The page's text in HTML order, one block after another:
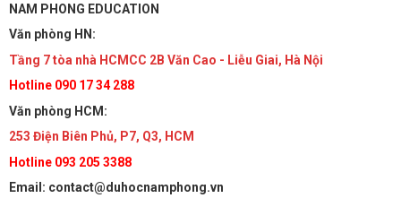
NAM PHONG EDUCATION
Văn phòng HN:
Tầng 7 tòa nhà HCMCC 2B Văn Cao - Liễu Giai, Hà Nội
Hotline 090 17 34 288
Văn phòng HCM:
253 Điện Biên Phủ, P7, Q3, HCM
Hotline 093 205 3388
Email: contact@duhocnamphong.vn